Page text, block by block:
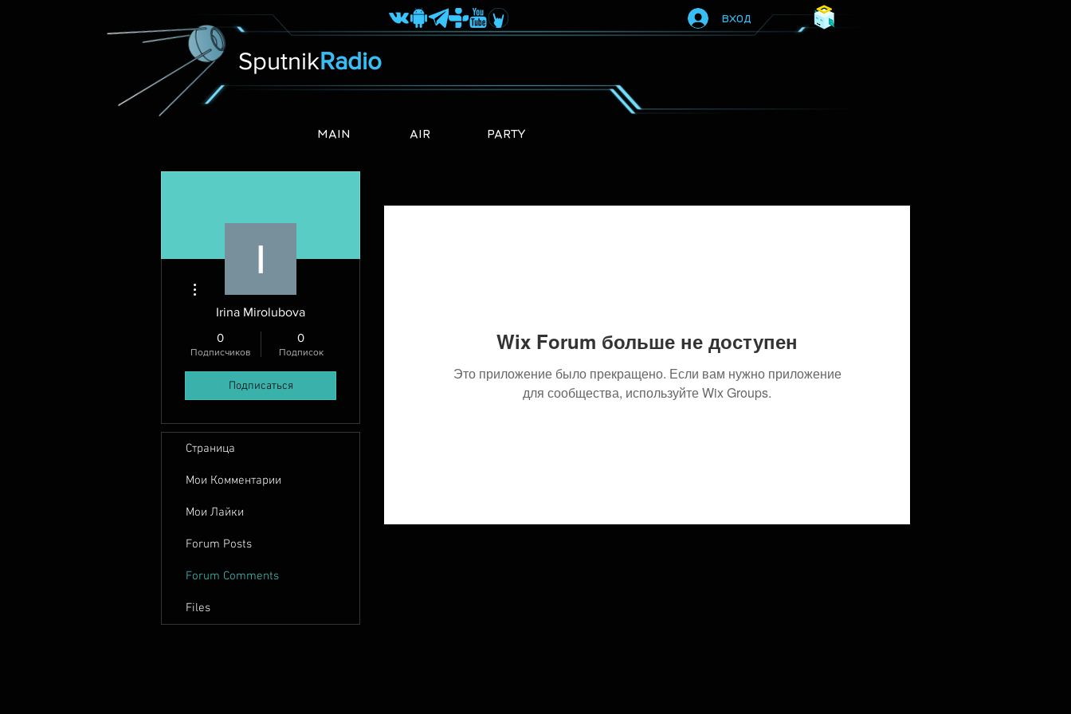
MAIN AIR PARTY
SputnikRadio
ВХОД
Wix Forum больше не доступен
Это приложение было прекращено. Если вам нужно приложение
для сообщества, используйте Wix Groups.
Irina Mirolubova
0
Подписчиков
0
Подписок
Подписаться
Страница
Мои Комментарии
Мои Лайки
Forum Posts
Forum Comments
Files